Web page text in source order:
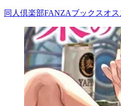
同人倶楽部FANZAブックスオス